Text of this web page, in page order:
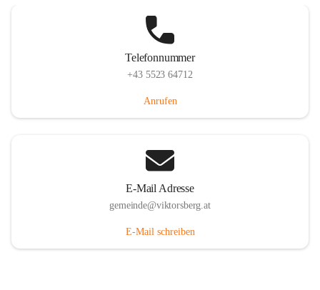
Telefonnummer
+43 5523 64712
Anrufen
E-Mail Adresse
gemeinde@viktorsberg.at
E-Mail schreiben